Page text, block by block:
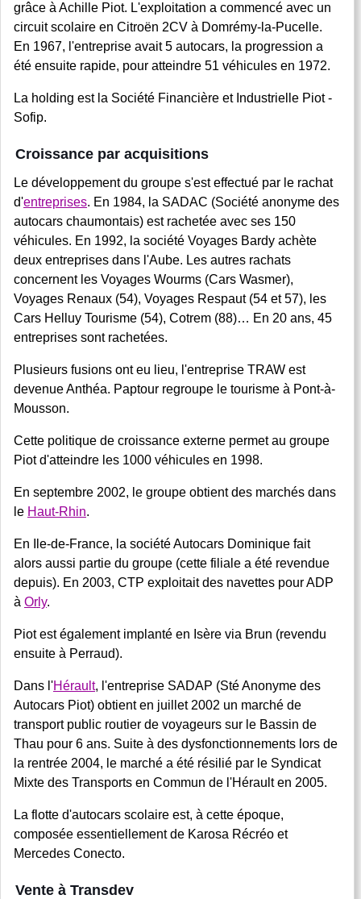
grâce à Achille Piot. L'exploitation a commencé avec un
circuit scolaire en Citroën 2CV à Domrémy-la-Pucelle.
En 1967, l'entreprise avait 5 autocars, la progression a
été ensuite rapide, pour atteindre 51 véhicules en 1972.
La holding est la Société Financière et Industrielle Piot -
Sofip.
Croissance par acquisitions
Le développement du groupe s'est effectué par le rachat
d'entreprises. En 1984, la SADAC (Société anonyme des
autocars chaumontais) est rachetée avec ses 150
véhicules. En 1992, la société Voyages Bardy achète
deux entreprises dans l'Aube. Les autres rachats
concernent les Voyages Wourms (Cars Wasmer),
Voyages Renaux (54), Voyages Respaut (54 et 57), les
Cars Helluy Tourisme (54), Cotrem (88)… En 20 ans, 45
entreprises sont rachetées.
Plusieurs fusions ont eu lieu, l'entreprise TRAW est
devenue Anthéa. Paptour regroupe le tourisme à Pont-à-
Mousson.
Cette politique de croissance externe permet au groupe
Piot d'atteindre les 1000 véhicules en 1998.
En septembre 2002, le groupe obtient des marchés dans
le Haut-Rhin.
En Ile-de-France, la société Autocars Dominique fait
alors aussi partie du groupe (cette filiale a été revendue
depuis). En 2003, CTP exploitait des navettes pour ADP
à Orly.
Piot est également implanté en Isère via Brun (revendu
ensuite à Perraud).
Dans l'Hérault, l'entreprise SADAP (Sté Anonyme des
Autocars Piot) obtient en juillet 2002 un marché de
transport public routier de voyageurs sur le Bassin de
Thau pour 6 ans. Suite à des dysfonctionnements lors de
la rentrée 2004, le marché a été résilié par le Syndicat
Mixte des Transports en Commun de l'Hérault en 2005.
La flotte d'autocars scolaire est, à cette époque,
composée essentiellement de Karosa Récréo et
Mercedes Conecto.
Vente à Transdev